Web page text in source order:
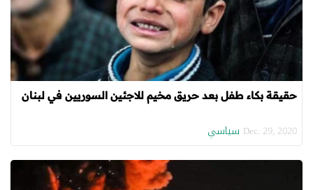
حقيقة بكاء طفل بعد حريق مخيم للاجئين السوريين في لبنان
Dec. 29, 2020 سياسي